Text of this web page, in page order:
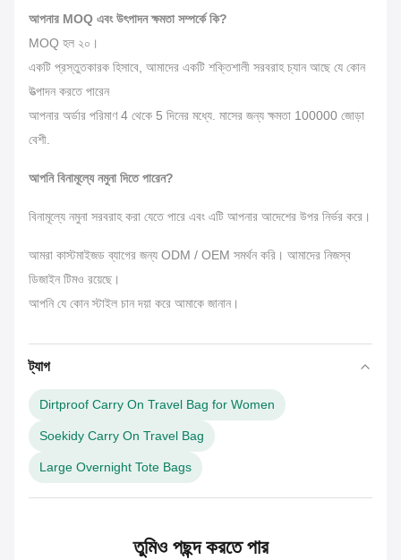
আপনার MOQ এবং উৎপাদন ক্ষমতা সম্পর্কে কি?
MOQ হল ২০।
একটি প্রস্তুতকারক হিসাবে, আমাদের একটি শক্তিশালী সরবরাহ চ্যান আছে যে কোন
উত্পাদন করতে পারেন
আপনার অর্ডার পরিমাণ 4 থেকে 5 দিনের মধ্যে. মাসের জন্য ক্ষমতা 100000 জোড়া
বেশী.
আপনি বিনামূল্যে নমুনা দিতে পারেন?
বিনামূল্যে নমুনা সরবরাহ করা যেতে পারে এবং এটি আপনার আদেশের উপর নির্ভর করে।
আমরা কাস্টমাইজড ব্যাগের জন্য ODM / OEM সমর্থন করি। আমাদের নিজস্ব
ডিজাইন টিমও রয়েছে।
আপনি যে কোন স্টাইল চান দয়া করে আমাকে জানান।
ট্যাগ
Dirtproof Carry On Travel Bag for Women
Soekidy Carry On Travel Bag
Large Overnight Tote Bags
তুমিও পছন্দ করতে পার